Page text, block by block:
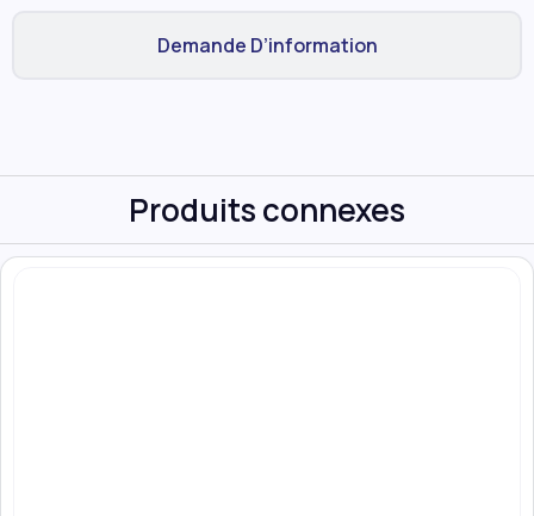
Demande D’information
Produits connexes